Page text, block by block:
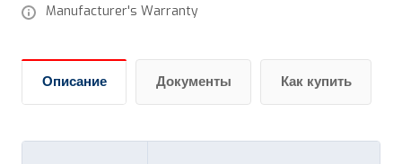
Manufacturer's Warranty
Описание Документы Как купить